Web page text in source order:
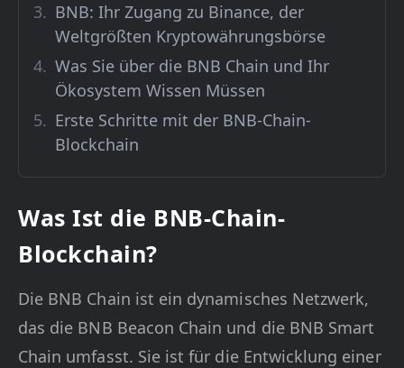
BNB: Ihr Zugang zu Binance, der
Weltgrößten Kryptowährungsbörse
Was Sie über die BNB Chain und Ihr
Ökosystem Wissen Müssen
Erste Schritte mit der BNB-Chain-
Blockchain
Was Ist die BNB-Chain-
Blockchain?
Die BNB Chain ist ein dynamisches Netzwerk,
das die BNB Beacon Chain und die BNB Smart
Chain umfasst. Sie ist für die Entwicklung einer